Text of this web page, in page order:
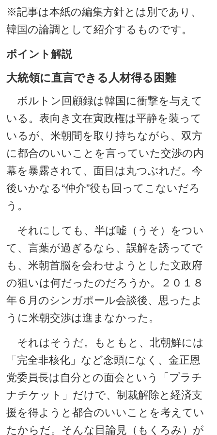
※記事は本紙の編集方針とは別であり、
韓国の論調として紹介するものです。
ポイント解説
大統領に直言できる人材得る困難
ボルトン回顧録は韓国に衝撃を与えて
いる。表向き文在寅政権は平静を装って
いるが、米朝間を取り持ちながら、双方
に都合のいいことを言っていた交渉の内
幕を暴露されて、面目は丸つぶれだ。今
後いかなる“仲介”役も回ってこないだろ
う。
それにしても、半ば嘘（うそ）をつい
て、言葉が過ぎるなら、誤解を誘ってで
も、米朝首脳を会わせようとした文政府
の狙いは何だったのだろうか。２０１８
年６月のシンガポール会談後、思ったよ
うに米朝交渉は進まなかった。
それはそうだ。もともと、北朝鮮には
「完全非核化」など念頭になく、金正恩
党委員長は自分との面会という「プラチ
ナチケット」だけで、制裁解除と経済支
援を得ようと都合のいいことを考えてい
たからだ。そんな目論見（もくろみ）が